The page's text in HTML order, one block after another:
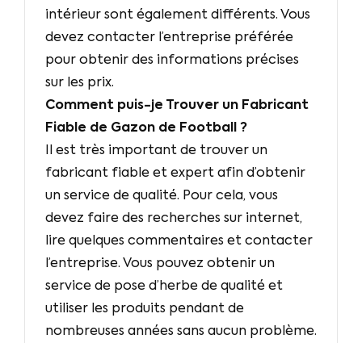
intérieur sont également différents. Vous
devez contacter l’entreprise préférée
pour obtenir des informations précises
sur les prix.
Comment puis-je Trouver un Fabricant
Fiable de Gazon de Football ?
Il est très important de trouver un
fabricant fiable et expert afin d’obtenir
un service de qualité. Pour cela, vous
devez faire des recherches sur internet,
lire quelques commentaires et contacter
l’entreprise. Vous pouvez obtenir un
service de pose d’herbe de qualité et
utiliser les produits pendant de
nombreuses années sans aucun problème.